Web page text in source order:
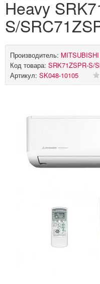
Heavy
S/
Производитель:
Код товара: SRK71ZSPR-S/
Артикул: SK048-10105